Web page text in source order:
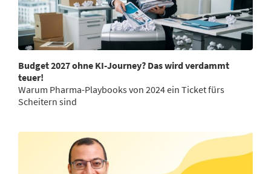
Budget 2027 ohne KI-Journey? Das wird verdammt
teuer!
Warum Pharma-Playbooks von 2024 ein Ticket fürs
Scheitern sind